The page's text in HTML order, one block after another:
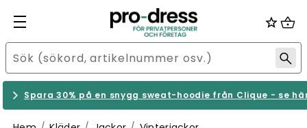
Spara 30% på en snygg sweat-hoodie från Clique - se